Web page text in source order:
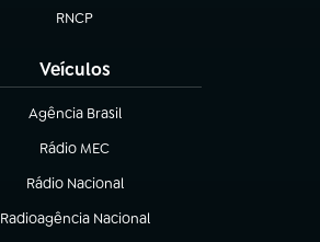
RNCP
(abre em nova aba)
Veículos
Agência Brasil
(abre em nova aba)
Rádio MEC
(abre em nova aba)
Rádio Nacional
Radioagência Nacional
(abre em nova aba)